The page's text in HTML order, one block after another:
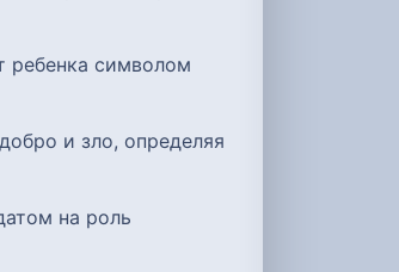
ребенка символом
и зло, определяя
на роль